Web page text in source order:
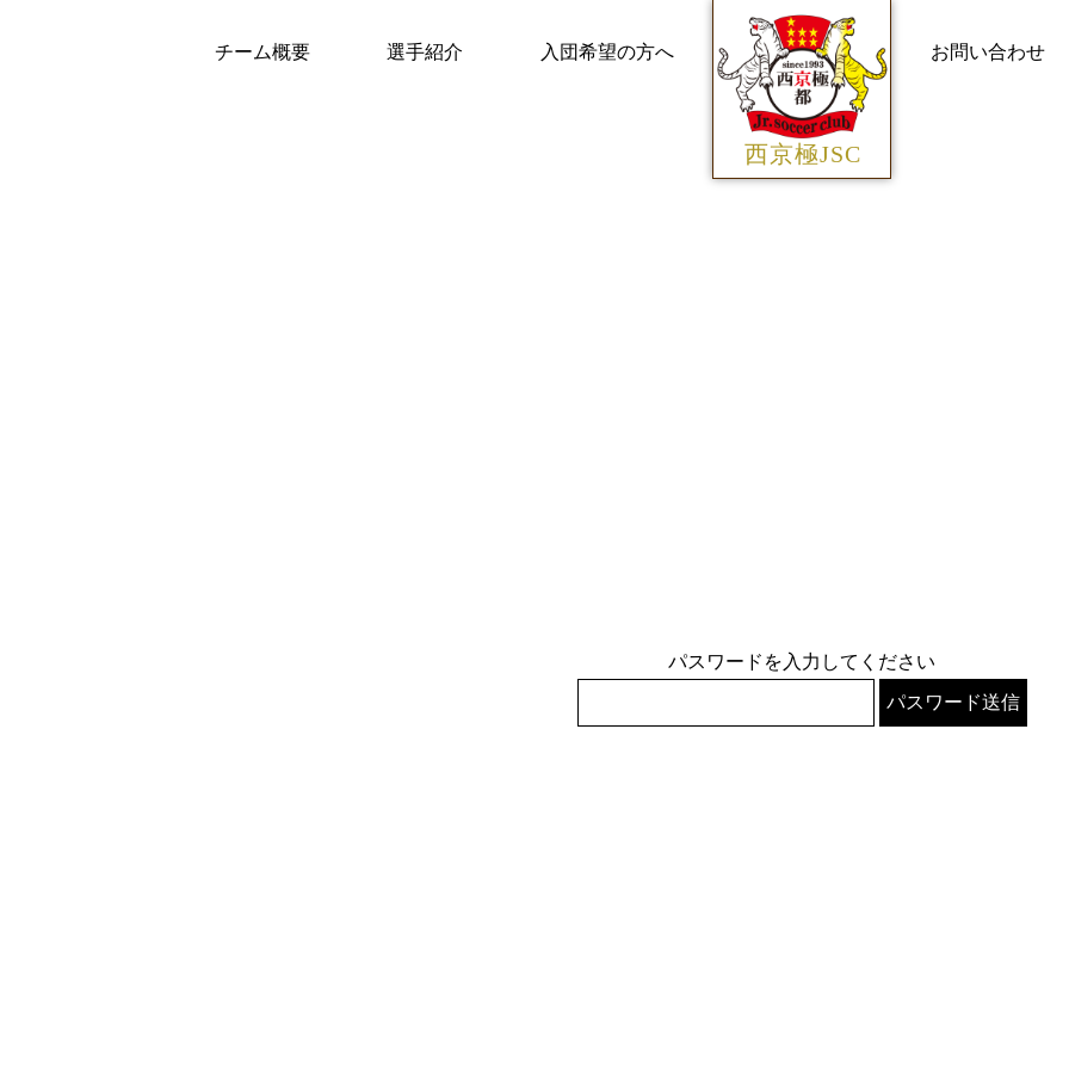
西京極JSC
チーム概要 選手紹介 入団希望の方へ お問い合わせ
パスワードを入力してください